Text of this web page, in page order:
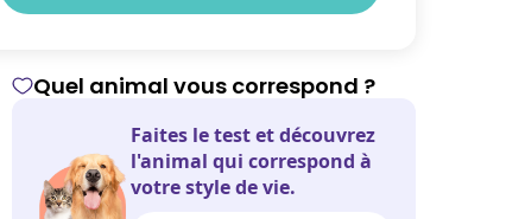
Quel animal vous correspond ?
Faites le test et découvrez
l'animal qui correspond à
votre style de vie.